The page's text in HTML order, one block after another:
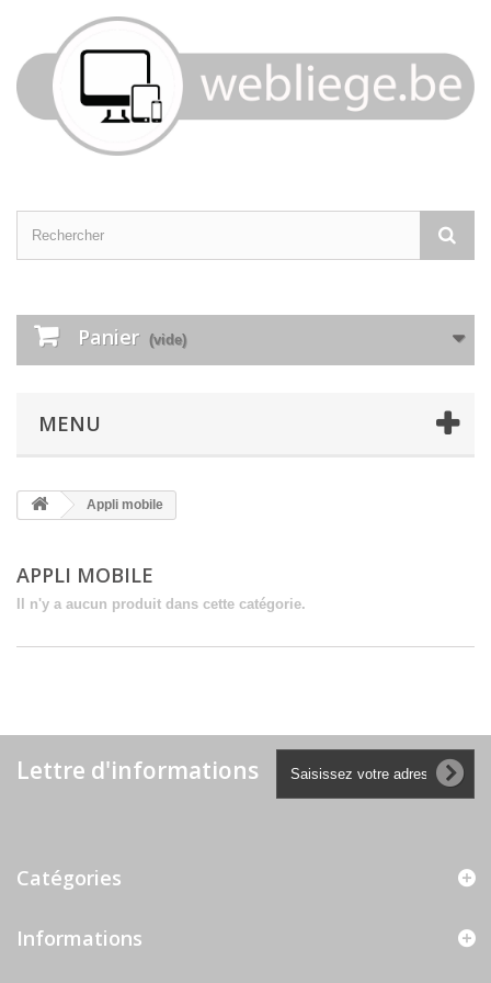
Panier (vide)
MENU
Appli mobile
APPLI MOBILE
Il n'y a aucun produit dans cette catégorie.
Lettre d'informations
Catégories
Informations